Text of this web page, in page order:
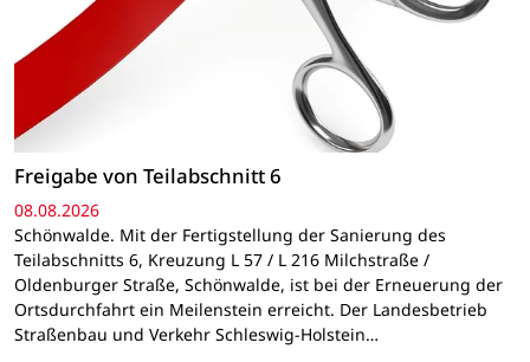
Freigabe von Teilabschnitt 6
08.08.2026
Schönwalde. Mit der Fertigstellung der Sanierung des
Teilabschnitts 6, Kreuzung L 57 / L 216 Milchstraße /
Oldenburger Straße, Schönwalde, ist bei der Erneuerung der
Ortsdurchfahrt ein Meilenstein erreicht. Der Landesbetrieb
Straßenbau und Verkehr Schleswig-Holstein…